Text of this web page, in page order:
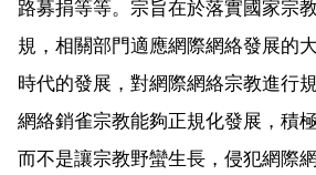
路募捐等等。宗旨在於落實國家宗
規，相關部門適應網際網絡發展的
時代的發展，對網際網絡宗教進行
網絡銷雀宗教能夠正規化發展，積
而不是讓宗教野蠻生長，侵犯網際